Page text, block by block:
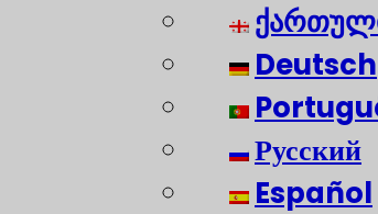
Deutsch
Русский
Español